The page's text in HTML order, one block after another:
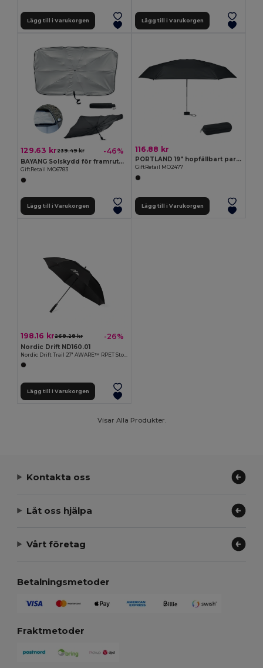
Lägg till i Varukorgen Lägg till i Varukorgen
129.63 kr239.49 kr -46%
BAYANG Solskydd för framruta bil
GiftRetail MO6783
Lägg till i Varukorgen
116.88 kr
PORTLAND 19" hopfällbart paraply
GiftRetail MO2477
Lägg till i Varukorgen
198.16 kr268.28 kr -26%
Nordic Drift ND160.01
Nordic Drift Trail 27" AWARE™ RPET Stormparaply, UPF 50+
Lägg till i Varukorgen
Visar Alla Produkter.
Kontakta oss
Låt oss hjälpa
Vårt företag
Betalningsmetoder
Fraktmetoder